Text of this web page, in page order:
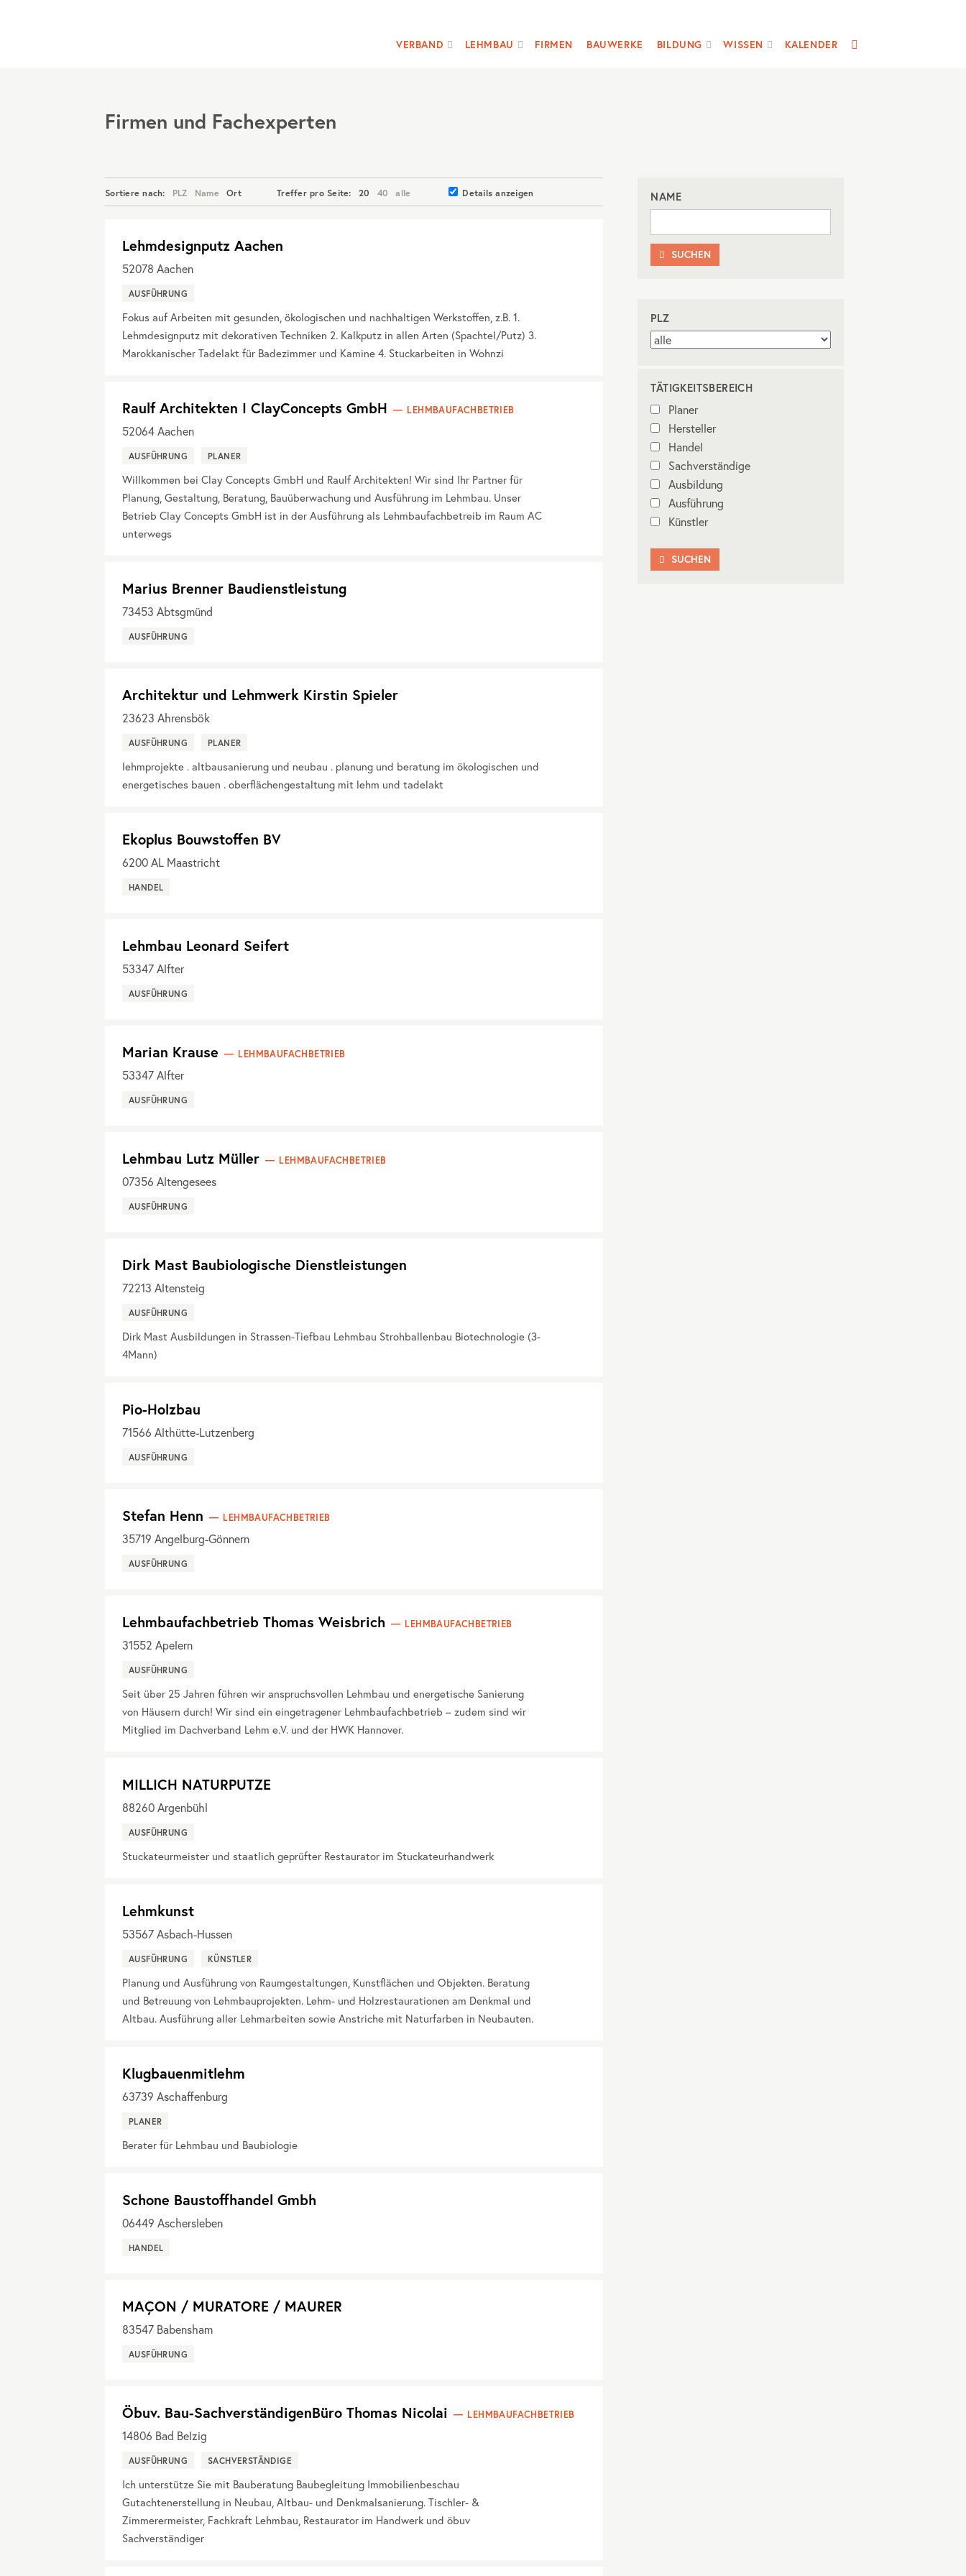
VERBAND LEHMBAU FIRMEN BAUWERKE BILDUNG WISSEN KALENDER
Firmen und Fachexperten
Sortiere nach: PLZ Name Ort Treffer pro Seite: 20 40 alle Details anzeigen
Lehmdesignputz Aachen
52078 Aachen
AUSFÜHRUNG
Fokus auf Arbeiten mit gesunden, ökologischen und nachhaltigen Werkstoffen, z.B. 1.
Lehmdesignputz mit dekorativen Techniken 2. Kalkputz in allen Arten (Spachtel/Putz) 3.
Marokkanischer Tadelakt für Badezimmer und Kamine 4. Stuckarbeiten in Wohnzi
Raulf Architekten I ClayConcepts GmbH LEHMBAUFACHBETRIEB
52064Aachen
AUSFÜHRUNG PLANER
Willkommen bei Clay Concepts GmbH und Raulf Architekten! Wir sind Ihr Partner für
Planung, Gestaltung, Beratung, Bauüberwachung und Ausführung im Lehmbau. Unser
Betrieb Clay Concepts GmbH ist in der Ausführung als Lehmbaufachbetreib im Raum AC
unterwegs
Marius Brenner Baudienstleistung
73453 Abtsgmünd
AUSFÜHRUNG
Architektur und Lehmwerk Kirstin Spieler
23623 Ahrensbök
AUSFÜHRUNG PLANER
lehmprojekte . altbausanierung und neubau . planung und beratung im ökologischen und
energetisches bauen . oberflächengestaltung mit lehm und tadelakt
Ekoplus Bouwstoffen BV
6200AL Maastricht
HANDEL
Lehmbau Leonard Seifert
53347Alfter
AUSFÜHRUNG
Marian Krause LEHMBAUFACHBETRIEB
53347Alfter
AUSFÜHRUNG
Lehmbau Lutz Müller LEHMBAUFACHBETRIEB
07356 Altengesees
AUSFÜHRUNG
Dirk Mast Baubiologische Dienstleistungen
72213 Altensteig
AUSFÜHRUNG
Dirk Mast Ausbildungen in Strassen-Tiefbau Lehmbau Strohballenbau Biotechnologie (3-
4Mann)
Pio-Holzbau
71566 Althütte-Lutzenberg
AUSFÜHRUNG
Stefan Henn LEHMBAUFACHBETRIEB
35719 Angelburg-Gönnern
AUSFÜHRUNG
Lehmbaufachbetrieb Thomas Weisbrich LEHMBAUFACHBETRIEB
31552 Apelern
AUSFÜHRUNG
Seit über 25 Jahren führen wir anspruchsvollen Lehmbau und energetische Sanierung
von Häusern durch! Wir sind ein eingetragener Lehmbaufachbetrieb – zudem sind wir
Mitglied im Dachverband Lehm e.V. und der HWK Hannover.
MILLICH NATURPUTZE
88260Argenbühl
AUSFÜHRUNG
Stuckateurmeister und staatlich geprüfter Restaurator im Stuckateurhandwerk
Lehmkunst
53567Asbach-Hussen
AUSFÜHRUNG KÜNSTLER
Planung und Ausführung von Raumgestaltungen, Kunstflächen und Objekten. Beratung
und Betreuung von Lehmbauprojekten. Lehm- und Holzrestaurationen am Denkmal und
Altbau. Ausführung aller Lehmarbeiten sowie Anstriche mit Naturfarben in Neubauten.
Klugbauenmitlehm
63739 Aschaffenburg
PLANER
Berater für Lehmbau und Baubiologie
Schone Baustoffhandel Gmbh
06449 Aschersleben
HANDEL
MAÇON / MURATORE / MAURER
83547 Babensham
AUSFÜHRUNG
Öbuv. Bau-SachverständigenBüro Thomas Nicolai LEHMBAUFACHBETRIEB
14806 Bad Belzig
AUSFÜHRUNG SACHVERSTÄNDIGE
Ich unterstütze Sie mit Bauberatung Baubegleitung Immobilienbeschau
Gutachtenerstellung in Neubau, Altbau- und Denkmalsanierung. Tischler- &
Zimmerermeister, Fachkraft Lehmbau, Restaurator im Handwerk und öbuv
Sachverständiger
NAME
 SUCHEN
PLZ
TÄTIGKEITSBEREICH
Planer
Hersteller
Handel
Sachverständige
Ausbildung
Ausführung
Künstler
 SUCHEN